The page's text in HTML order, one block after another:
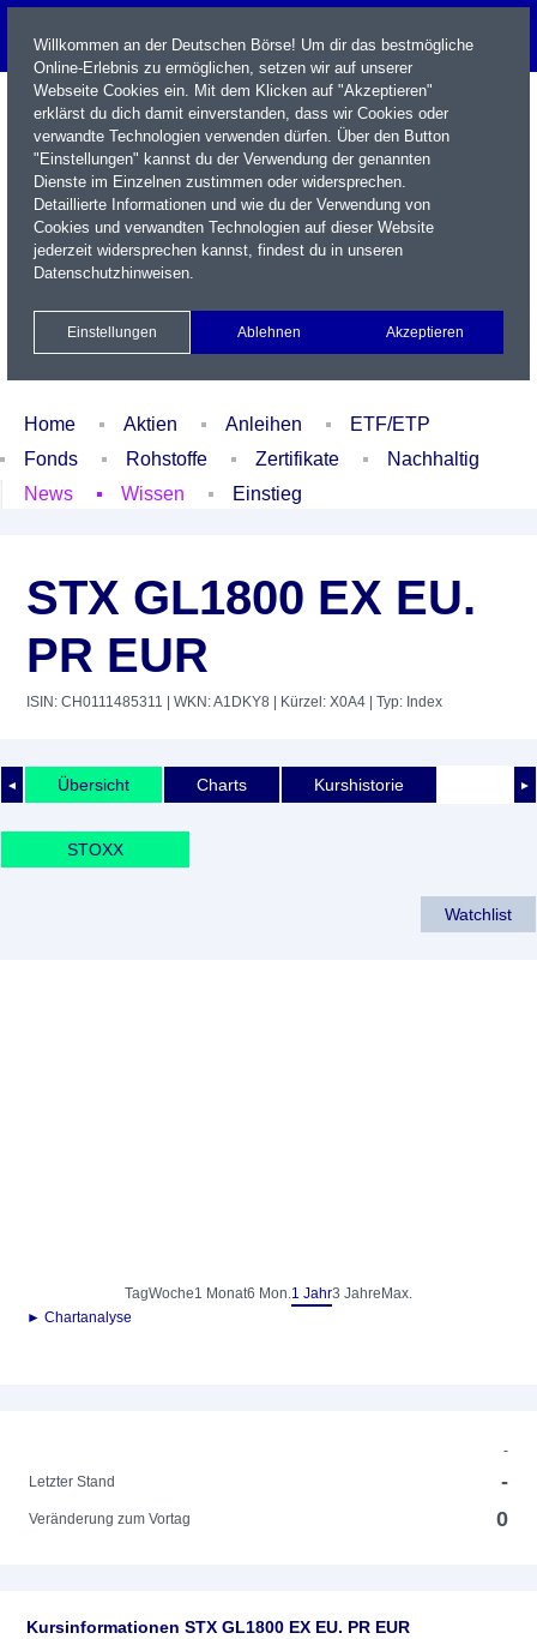
Name / WKN / ISIN / Kürzel
Xetra Realtime
Watchlist Portfolio Login
Home Aktien Anleihen
ETF/ETP
Fonds
Rohstoffe Zertifikate
Nachhaltig
News
Wissen Einstieg
STX GL1800 EX EU.
PR EUR
ISIN: CH0111485311 | WKN: A1DKY8 | Kürzel: X0A4 | Typ: Index
◄ ►
Übersicht Charts Kurshistorie
STOXX
Watchlist
TagWoche1 Monat6 Mon.1 Jahr3 Jahre Max.
► Chartanalyse
-
Letzter Stand
-
Veränderung zum Vortag 0
Kursinformationen STX GL1800 EX EU. PR EUR
Willkommen an der Deutschen Börse! Um dir das bestmögliche
Online-Erlebnis zu ermöglichen, setzen wir auf unserer
Webseite Cookies ein. Mit dem Klicken auf "Akzeptieren"
erklärst du dich damit einverstanden, dass wir Cookies oder
verwandte Technologien verwenden dürfen. Über den Button
"Einstellungen" kannst du der Verwendung der genannten
Dienste im Einzelnen zustimmen oder widersprechen.
Detaillierte Informationen und wie du der Verwendung von
Cookies und verwandten Technologien auf dieser Website
jederzeit widersprechen kannst, findest du in unseren
Datenschutzhinweisen.
Einstellungen Ablehnen Akzeptieren